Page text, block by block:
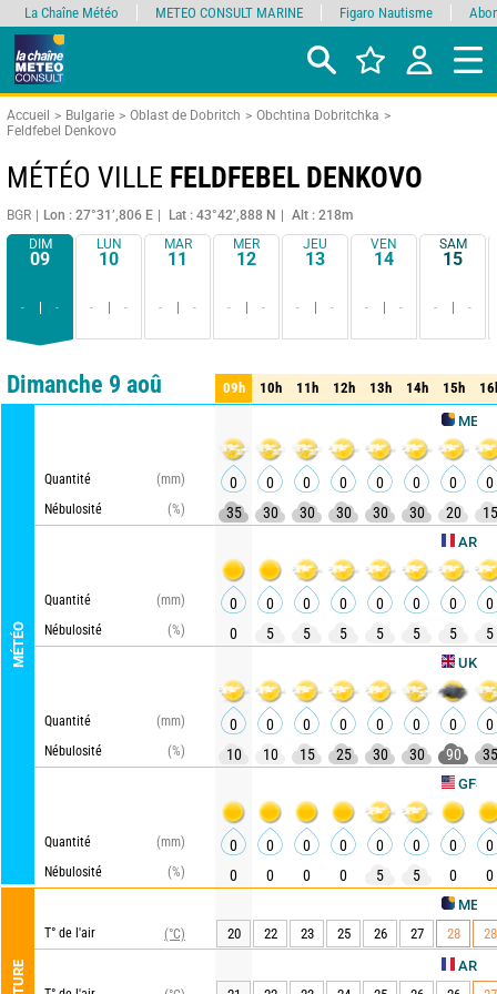
Accueil Bulgarie Oblast de Dobritch
Obchtina Dobritchka
Feldfebel Denkovo
MÉTÉO VILLE FELDFEBEL DENKOVO
BGR Lon : 27°31’,806 E Lat : 43°42’,888 N
Alt : 218m
DIM
09
- -
LUN
10
- -
MAR
11
- -
MER
12
- -
JEU
13
- -
VEN
14
- -
SAM
15
- -
Comparateur détaillé synthétique
Dimanche 9 aoû
MÉTÉO
METEO
Quantité
(mm)
Nébulosité
(%)
ARPEGE
Quantité
(mm)
Nébulosité
(%)
UKMO
Quantité
(mm)
Nébulosité
(%)
GFS
Quantité
(mm)
Nébulosité
(%)
METEO
T° de l'air (°C)
ARPEGE
09h 10h 11h 12h 13h 14h 15h
09h 10h 11h 12h 13h 14h 15h
0 0 0 0 0 0 0
0
35
30 30 30 30 30 20 15
0 0 0 0 0 0 0
0
0
5 5 5 5 5 5 5
0 0 0 0 0 0 0
0
10
10 15 25 30 30 90 35
0 0 0 0 0 0 0
0
0
0 0 0 5 5 0 0
20 22 23 25 26 27 28 28
La Chaîne Météo METEO CONSULT MARINE Figaro Nautisme